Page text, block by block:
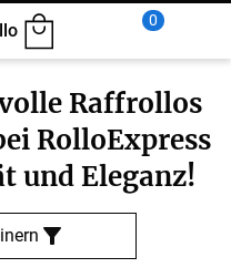
0
Raffrollos
RolloExpress
und Eleganz!